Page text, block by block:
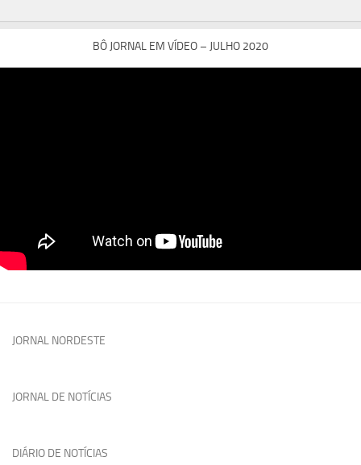
BÔ JORNAL EM VÍDEO – JULHO 2020
JORNAL NORDESTE
JORNAL DE NOTÍCIAS
DIÁRIO DE NOTÍCIAS